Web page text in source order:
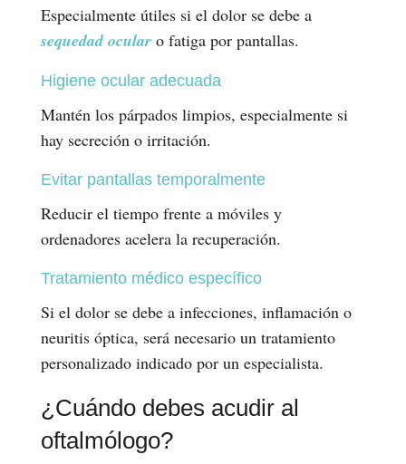
Especialmente útiles si el dolor se debe a
sequedad ocularo fatiga por pantallas.
Higiene ocular adecuada
Mantén los párpados limpios, especialmente si
hay secreción o irritación.
Evitar pantallas temporalmente
Reducir el tiempo frente a móviles y
ordenadores acelera la recuperación.
Tratamiento médico específico
Si el dolor se debe a infecciones, inflamación o
neuritis óptica, será necesario un tratamiento
personalizado indicado por un especialista.
¿Cuándo debes acudir al
oftalmólogo?